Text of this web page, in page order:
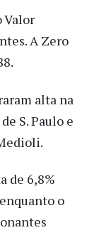
Valor
A Zero
alta na
S. Paulo e
de 6,8%
o